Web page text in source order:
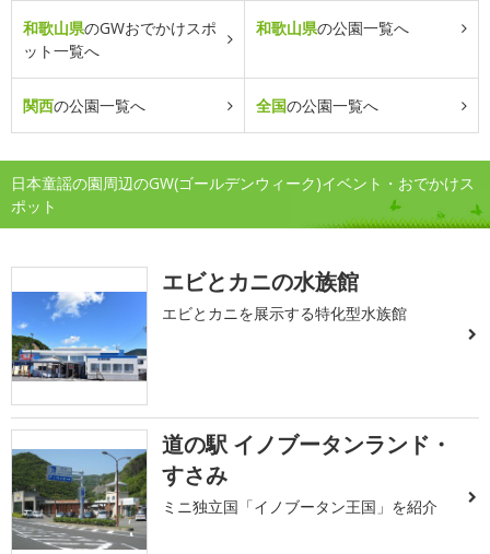
和歌山県のGWおでかけスポ
ット一覧へ
和歌山県の公園一覧へ
関西の公園一覧へ 全国の公園一覧へ
日本童謡の園周辺のGW(ゴールデンウィーク)イベント・おでかけス
ポット
エビとカニの水族館
エビとカニを展示する特化型水族館
道の駅 イノブータンランド・
すさみ
ミニ独立国「イノブータン王国」を紹介